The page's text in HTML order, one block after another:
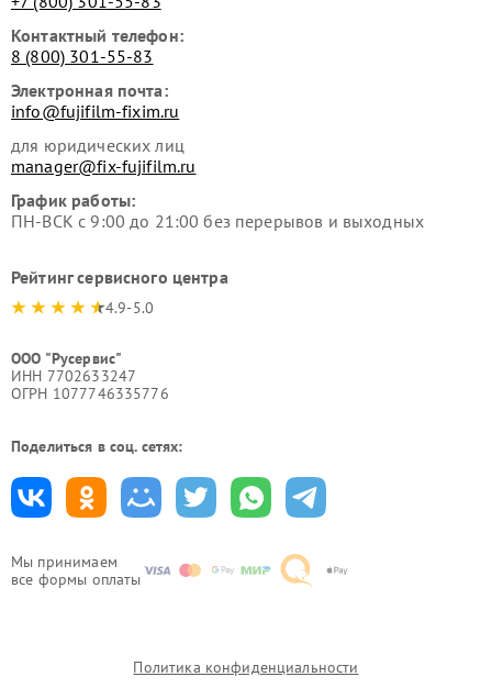
Мы принимаем
все формы оплаты
Контактный телефон:
8 (800) 301-55-83
Электронная почта:
info@fujifilm-fixim.ru
для юридических лиц
manager@fix-fujifilm.ru
График работы:
ПН-ВСК с 9:00 до 21:00 без перерывов и выходных
Рейтинг сервисного центра
4.9-5.0
ООО "Русервис"
ИНН 7702633247
ОГРН 1077746335776
Поделиться в соц. сетях:
Политика конфиденциальности